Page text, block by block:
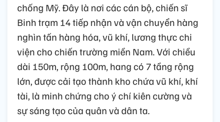
chống Mỹ. Đây là nơi các cán bộ, chiến sĩ
Binh trạm 14 tiếp nhận và vận chuyển hàng
nghìn tấn hàng hóa, vũ khí, lương thực chi
viện cho chiến trường miền Nam. Với chiều
dài 150m, rộng 100m, hang có 7 tầng rộng
lớn, được cải tạo thành kho chứa vũ khí, khí
tài, là minh chứng cho ý chí kiên cường và
sự sáng tạo của quân và dân ta.